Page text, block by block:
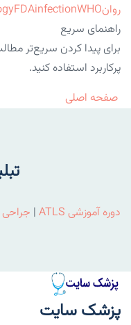
روان
FDAinfectionWHO
راهنمای سریع
برای پیدا کردن سریع‌تر
پرکاربرد استفاده کنید.
صفحه اصلی
دوره آموزشی ATLS | جراحی
پزشک سایت